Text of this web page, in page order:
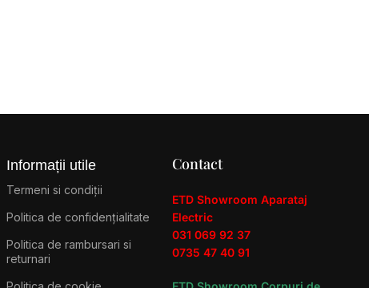
Informații utile
Termeni si condiții
Politica de confidențialitate
Politica de rambursari si
returnari
Contact
ETD Showroom Aparataj
Electric
031 069 92 37
0735 47 40 91